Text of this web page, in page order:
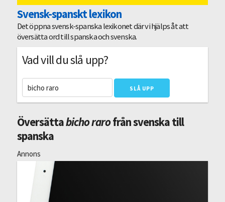
Svensk-spanskt lexikon
Det öppna svensk-spanska lexikonet där vi hjälps åt att
översätta ord till spanska och svenska.
Vad vill du slå upp?
Översättabicho rarofrån svenska till
spanska
Annons